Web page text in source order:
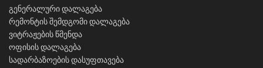
გენერალური დალაგება
რემონტის შემდგომი დალაგება
ვიტრაჟების წმენდა
ოფისის დალაგება
სადარბაზოების დასუფთავება